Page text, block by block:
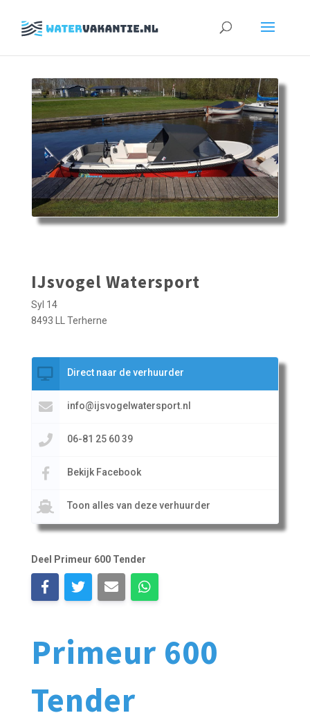
Zoeken
Primeur 600
Tender
IJsvogel Watersport
Syl 14
8493 LL Terherne
Direct naar de verhuurder
info@ijsvogelwatersport.nl
06-81 25 60 39
Bekijk Facebook
Toon alles van deze verhuurder
Deel Primeur 600 Tender